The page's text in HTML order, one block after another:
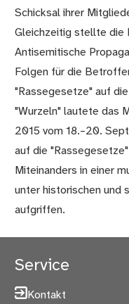
Schicksal ihrer
Gleichzeitig stellte die
Antisemitische
Folgen für die
"Rassegesetze" auf
"Wurzeln" lautete das
2015 vom 18.–20.
auf die
Miteinanders in einer
unter historischen und
aufgriffen.
Service
Kontakt